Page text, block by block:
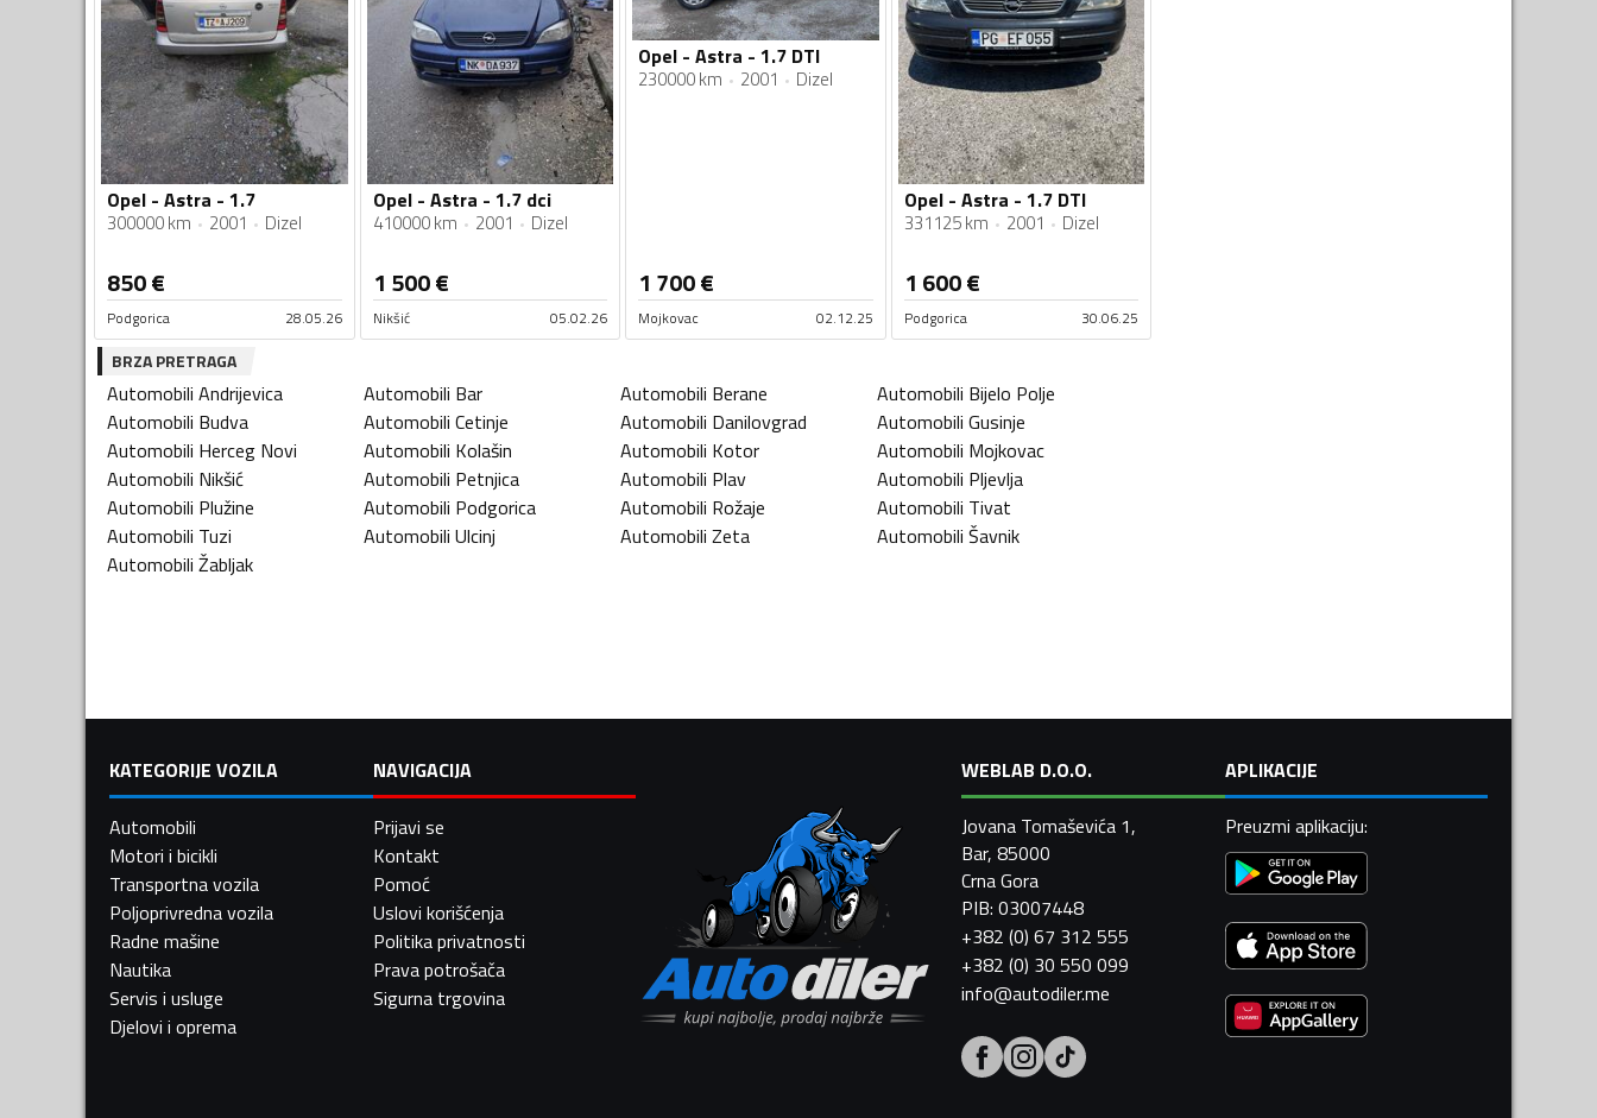
Opel - Astra - 1.7
300000 km 2001 Dizel
850€
Podgorica 28.05.26
Opel - Astra - 1.7 dci
410000 km 2001 Dizel
1 500€
Nikšić 05.02.26
Opel - Astra - 1.7 DTI
230000 km 2001 Dizel
1 700€
Mojkovac 02.12.25
Opel - Astra - 1.7 DTI
331125 km 2001 Dizel
1 600€
Podgorica 30.06.25
BRZA PRETRAGA
Automobili Andrijevica Automobili Bar Automobili Berane Automobili Bijelo Polje
Automobili Budva Automobili Cetinje Automobili Danilovgrad Automobili Gusinje
Automobili Herceg Novi Automobili Kolašin Automobili Kotor Automobili Mojkovac
Automobili Nikšić Automobili Petnjica Automobili Plav Automobili Pljevlja
Automobili Plužine Automobili Podgorica Automobili Rožaje Automobili Tivat
Automobili Tuzi Automobili Ulcinj Automobili Zeta Automobili Šavnik
Automobili Žabljak
KATEGORIJE VOZILA
Automobili
Motori i bicikli
Transportna vozila
Poljoprivredna vozila
Radne mašine
Nautika
Servis i usluge
Djelovi i oprema
NAVIGACIJA
Prijavi se
Kontakt
Pomoć
Uslovi korišćenja
Politika privatnosti
Prava potrošača
Sigurna trgovina
WEBLAB D.O.O.
Jovana Tomaševića 1,
Bar, 85000
Crna Gora
PIB: 03007448
+382 (0) 67 312 555
+382 (0) 30 550 099
info@autodiler.me
APLIKACIJE
Preuzmi aplikaciju: